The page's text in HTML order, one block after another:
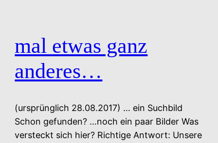
mal etwas ganz
anderes…
(ursprünglich 28.08.2017) … ein Suchbild
Schon gefunden? …noch ein paar Bilder Was
versteckt sich hier? Richtige Antwort: Unsere